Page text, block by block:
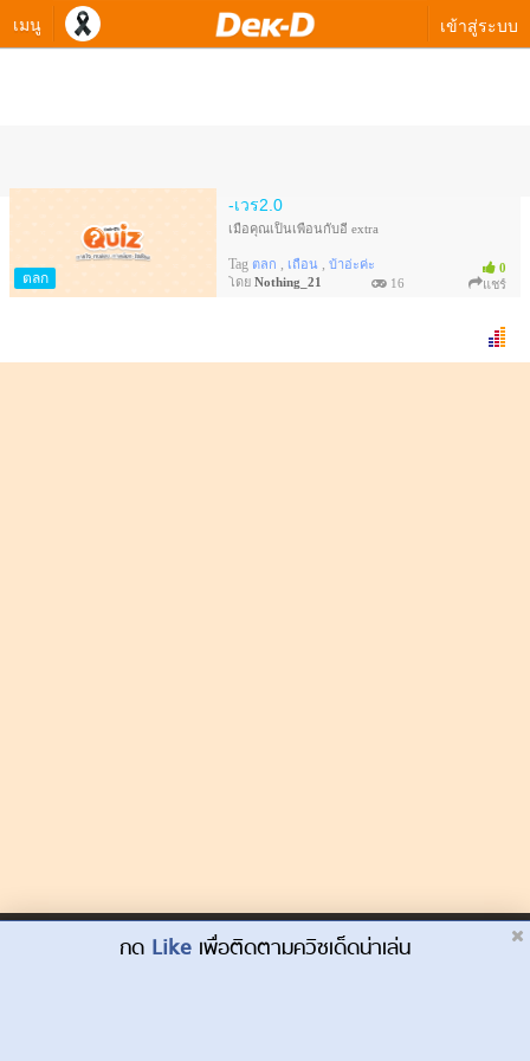
เมนู เข้าสู่ระบบ
Dek-D.com ใช้คุกกี้เพื่อพัฒนาประสบการณ์ของ
ตลก
-เวร2.0
0
เมื่อคุณเป็นเพื่อนกับอี extra
Tag ตลก , เถื่อน , บ้าอ่ะค่ะ
โดย Nothing_21 16 แชร์
กด Like เพื่อติดตามควิซเด็ดน่าเล่น